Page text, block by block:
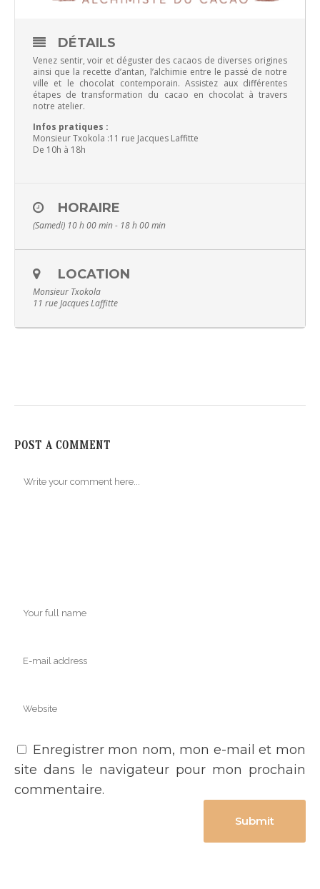
DÉTAILS
Venez sentir, voir et déguster des cacaos de diverses origines
ainsi que la recette d’antan, l’alchimie entre le passé de notre
ville et le chocolat contemporain. Assistez aux différentes
étapes de transformation du cacao en chocolat à travers
notre atelier.
Infos pratiques :
Monsieur Txokola :11 rue Jacques Laffitte
De 10h à 18h
HORAIRE
(Samedi) 10 h 00 min - 18 h 00 min
LOCATION
Monsieur Txokola
11 rue Jacques Laffitte
POST A COMMENT
Enregistrer mon nom, mon e-mail et mon
site dans le navigateur pour mon prochain
commentaire.